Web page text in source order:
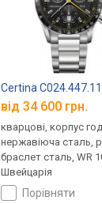
Certina
від 34 600 грн.
кварцові, корпус
нержавіюча сталь,
браслет сталь, WR
Швейцарія
порівняти